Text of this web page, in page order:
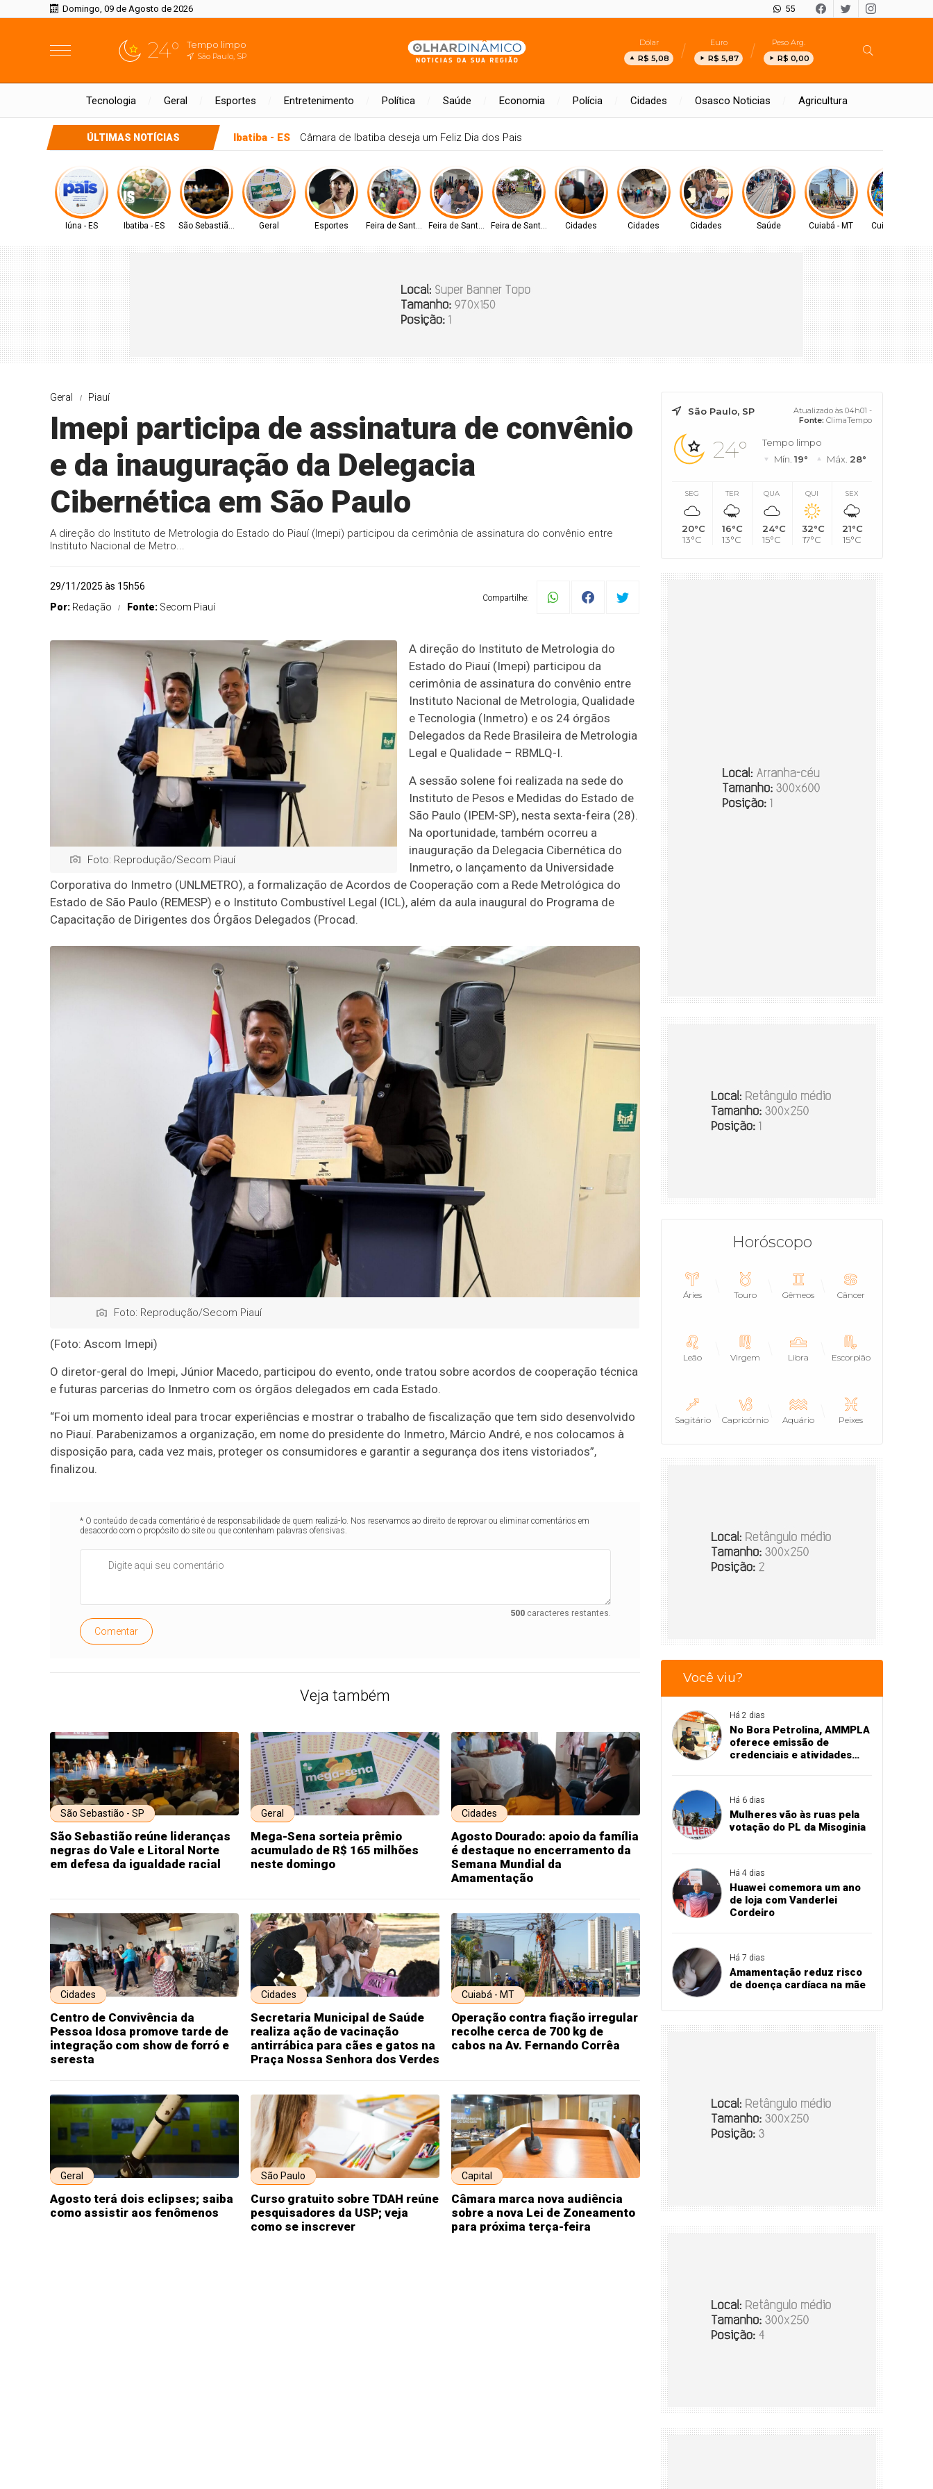
Domingo, 09 de Agosto de 2026 55
24° Tempo limpo
São Paulo, SP
Dólar
R$ 5,08
Euro
R$ 5,87
Peso Arg.
R$ 0,00
Tecnologia Geral Esportes Entretenimento Política Saúde Economia Polícia Cidades Osasco Noticias Agricultura
ÚLTIMAS NOTÍCIAS Ibatiba - ES Câmara de Ibatiba deseja um Feliz Dia dos Pais
Iúna - ES Ibatiba - ES São Sebastião - SP Geral Esportes Feira de Santana-BAFeira de Santana-BAFeira de Santana-BACidades Cidades Cidades Saúde Cuiabá - MT Cuiabá - MT
Geral Piauí
Imepi participa de assinatura de convênio
e da inauguração da Delegacia
Cibernética em São Paulo
A direção do Instituto de Metrologia do Estado do Piauí (Imepi) participou da cerimônia de assinatura do convênio entre
Instituto Nacional de Metro...
29/11/2025 às 15h56
Por: Redação Fonte: Secom Piauí
Compartilhe:
Foto: Reprodução/Secom Piauí
A direção do Instituto de Metrologia do
Estado do Piauí (Imepi) participou da
cerimônia de assinatura do convênio entre
Instituto Nacional de Metrologia, Qualidade
e Tecnologia (Inmetro) e os 24 órgãos
Delegados da Rede Brasileira de Metrologia
Legal e Qualidade – RBMLQ-I.
A sessão solene foi realizada na sede do
Instituto de Pesos e Medidas do Estado de
São Paulo (IPEM-SP), nesta sexta-feira (28).
Na oportunidade, também ocorreu a
inauguração da Delegacia Cibernética do
Inmetro, o lançamento da Universidade
Corporativa do Inmetro (UNLMETRO), a formalização de Acordos de Cooperação com a Rede Metrológica do
Estado de São Paulo (REMESP) e o Instituto Combustível Legal (ICL), além da aula inaugural do Programa de
Capacitação de Dirigentes dos Órgãos Delegados (Procad.
Foto: Reprodução/Secom Piauí
(Foto: Ascom Imepi)
O diretor-geral do Imepi, Júnior Macedo, participou do evento, onde tratou sobre acordos de cooperação técnica
e futuras parcerias do Inmetro com os órgãos delegados em cada Estado.
“Foi um momento ideal para trocar experiências e mostrar o trabalho de fiscalização que tem sido desenvolvido
no Piauí. Parabenizamos a organização, em nome do presidente do Inmetro, Márcio André, e nos colocamos à
disposição para, cada vez mais, proteger os consumidores e garantir a segurança dos itens vistoriados”,
finalizou.
* O conteúdo de cada comentário é de responsabilidade de quem realizá-lo. Nos reservamos ao direito de reprovar ou eliminar comentários em
desacordo com o propósito do site ou que contenham palavras ofensivas.
500caracteres restantes.
Comentar
Veja também
São Sebastião - SP
São Sebastião reúne lideranças
negras do Vale e Litoral Norte
em defesa da igualdade racial
Geral
Mega-Sena sorteia prêmio
acumulado de R$ 165 milhões
neste domingo
Cidades
Agosto Dourado: apoio da família
é destaque no encerramento da
Semana Mundial da
Amamentação
Cidades
Centro de Convivência da
Pessoa Idosa promove tarde de
integração com show de forró e
seresta
Cidades
Secretaria Municipal de Saúde
realiza ação de vacinação
antirrábica para cães e gatos na
Praça Nossa Senhora dos Verdes
Cuiabá - MT
Operação contra fiação irregular
recolhe cerca de 700 kg de
cabos na Av. Fernando Corrêa
Geral
Agosto terá dois eclipses; saiba
como assistir aos fenômenos
São Paulo
Curso gratuito sobre TDAH reúne
pesquisadores da USP; veja
como se inscrever
Capital
Câmara marca nova audiência
sobre a nova Lei de Zoneamento
para próxima terça-feira
São Paulo, SP
Atualizado às 04h01 -
Fonte: ClimaTempo
24°
Tempo limpo
Mín. 19° Máx. 28°
SEG
20°C
13°C
TER
16°C
13°C
QUA
24°C
15°C
QUI
32°C
17°C
SEX
21°C
15°C
Horóscopo
Áries Touro Gêmeos Câncer
Leão Virgem Libra Escorpião
Sagitário Capricórnio Aquário Peixes
Você viu?
Há 2 dias
No Bora Petrolina, AMMPLA
oferece emissão de
credenciais e atividades
Há 6 dias
Mulheres vão às ruas pela
votação do PL da Misoginia
Há 4 dias
Huawei comemora um ano
de loja com Vanderlei
Cordeiro
Há 7 dias
Amamentação reduz risco
de doença cardíaca na mãe